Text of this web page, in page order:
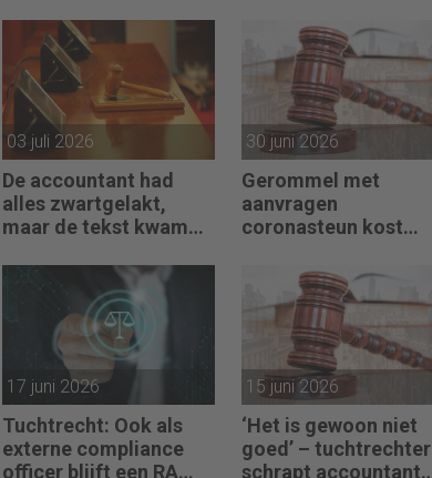
03 juli 2026
De accountant had
alles zwartgelakt,
maar de tekst kwam
30 juni 2026
Gerommel met
aanvragen
coronasteun kost
doorhaling
17 juni 2026
Tuchtrecht: Ook als
externe compliance
officer blijft een RA
15 juni 2026
‘Het is gewoon niet
goed’ – tuchtrechter
schrapt accountant